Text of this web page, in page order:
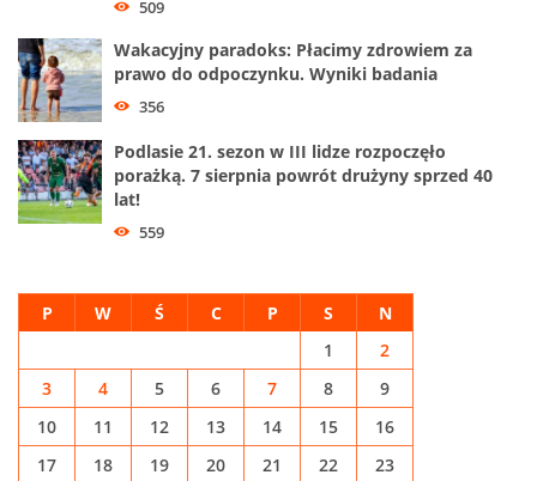
509
Wakacyjny paradoks: Płacimy zdrowiem za
prawo do odpoczynku. Wyniki badania
356
Podlasie 21. sezon w III lidze rozpoczęło
porażką. 7 sierpnia powrót drużyny sprzed 40
lat!
559
P W Ś C P S N
1
2
3
4 5 6 7 8
9
10
11 12 13 14 15
16
17
18 19 20 21 22
23